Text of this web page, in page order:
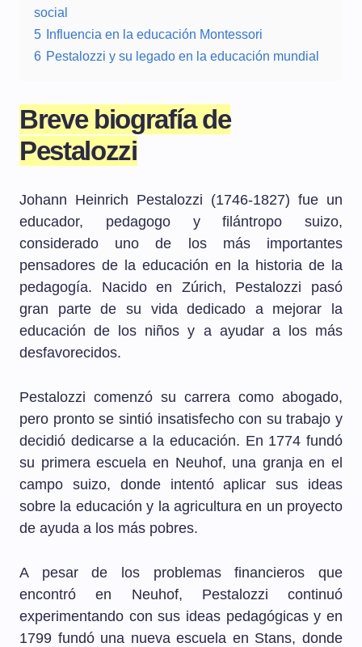
social
5 Influencia en la educación Montessori
6 Pestalozzi y su legado en la educación mundial
Breve biografía de
Pestalozzi
Johann Heinrich Pestalozzi (1746-1827) fue un
educador, pedagogo y filántropo suizo,
considerado uno de los más importantes
pensadores de la educación en la historia de la
pedagogía. Nacido en Zúrich, Pestalozzi pasó
gran parte de su vida dedicado a mejorar la
educación de los niños y a ayudar a los más
desfavorecidos.
Pestalozzi comenzó su carrera como abogado,
pero pronto se sintió insatisfecho con su trabajo y
decidió dedicarse a la educación. En 1774 fundó
su primera escuela en Neuhof, una granja en el
campo suizo, donde intentó aplicar sus ideas
sobre la educación y la agricultura en un proyecto
de ayuda a los más pobres.
A pesar de los problemas financieros que
encontró en Neuhof, Pestalozzi continuó
experimentando con sus ideas pedagógicas y en
1799 fundó una nueva escuela en Stans, donde